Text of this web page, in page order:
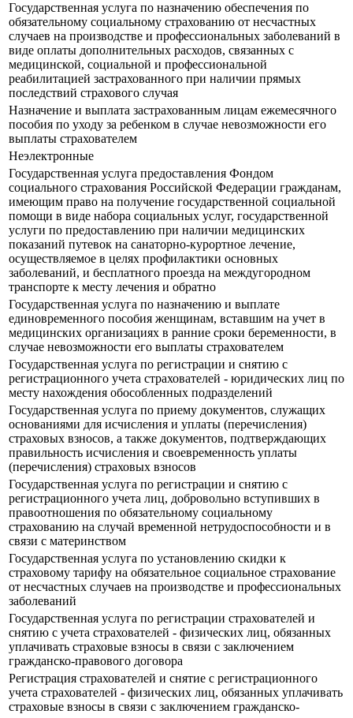
Государственная услуга по назначению обеспечения по
обязательному социальному страхованию от несчастных
случаев на производстве и профессиональных заболеваний в
виде оплаты дополнительных расходов, связанных с
медицинской, социальной и профессиональной
реабилитацией застрахованного при наличии прямых
последствий страхового случая
Назначение и выплата застрахованным лицам ежемесячного
пособия по уходу за ребенком в случае невозможности его
выплаты страхователем
Неэлектронные
Государственная услуга предоставления Фондом
социального страхования Российской Федерации гражданам,
имеющим право на получение государственной социальной
помощи в виде набора социальных услуг, государственной
услуги по предоставлению при наличии медицинских
показаний путевок на санаторно-курортное лечение,
осуществляемое в целях профилактики основных
заболеваний, и бесплатного проезда на междугородном
транспорте к месту лечения и обратно
Государственная услуга по назначению и выплате
единовременного пособия женщинам, вставшим на учет в
медицинских организациях в ранние сроки беременности, в
случае невозможности его выплаты страхователем
Государственная услуга по регистрации и снятию с
регистрационного учета страхователей - юридических лиц по
месту нахождения обособленных подразделений
Государственная услуга по приему документов, служащих
основаниями для исчисления и уплаты (перечисления)
страховых взносов, а также документов, подтверждающих
правильность исчисления и своевременность уплаты
(перечисления) страховых взносов
Государственная услуга по регистрации и снятию с
регистрационного учета лиц, добровольно вступивших в
правоотношения по обязательному социальному
страхованию на случай временной нетрудоспособности и в
связи с материнством
Государственная услуга по установлению скидки к
страховому тарифу на обязательное социальное страхование
от несчастных случаев на производстве и профессиональных
заболеваний
Государственная услуга по регистрации страхователей и
снятию с учета страхователей - физических лиц, обязанных
уплачивать страховые взносы в связи с заключением
гражданско-правового договора
Регистрация страхователей и снятие с регистрационного
учета страхователей - физических лиц, обязанных уплачивать
страховые взносы в связи с заключением гражданско-